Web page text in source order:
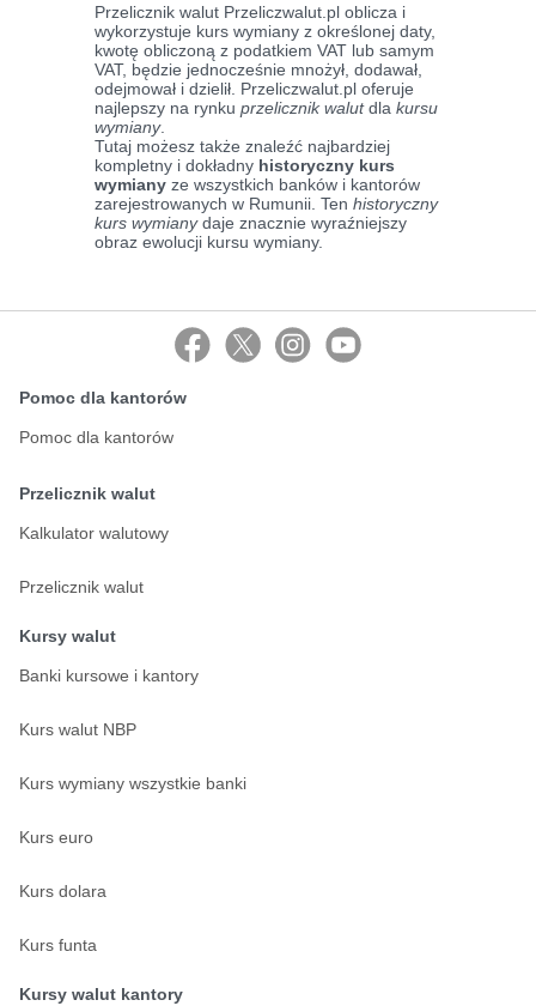
Przelicznik walut Przeliczwalut.pl oblicza i
wykorzystuje kurs wymiany z określonej daty,
kwotę obliczoną z podatkiem VAT lub samym
VAT, będzie jednocześnie mnożył, dodawał,
odejmował i dzielił. Przeliczwalut.pl oferuje
najlepszy na rynku przelicznik walutdla kursu
wymiany.
Tutaj możesz także znaleźć najbardziej
kompletny i dokładny historyczny kurs
wymiany ze wszystkich banków i kantorów
zarejestrowanych w Rumunii. Ten historyczny
kurs wymianydaje znacznie wyraźniejszy
obraz ewolucji kursu wymiany.
Pomoc dla kantorów
Pomoc dla kantorów
Przelicznik walut
Kalkulator walutowy
Przelicznik walut
Kursy walut
Banki kursowe i kantory
Kurs walut NBP
Kurs wymiany wszystkie banki
Kurs euro
Kurs dolara
Kurs funta
Kursy walut kantory